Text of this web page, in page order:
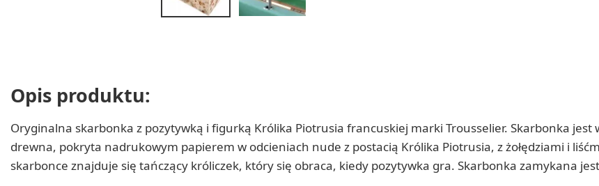
Opis produktu:
Oryginalna skarbonka z pozytywką i figurką Królika Piotrusia francuskiej marki Trousselier. Skarbonka jest
drewna, pokryta nadrukowym papierem w odcieniach nude z postacią Królika Piotrusia, z żołędziami i
skarbonce znajduje się tańczący króliczek, który się obraca, kiedy pozytywka gra. Skarbonka zamykana